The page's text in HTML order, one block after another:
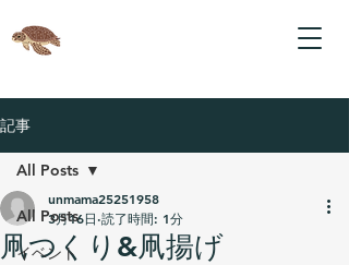
記事
All Posts
イベント
All Posts
凧つくり&凧揚げ
unmama25251958
3月16日 読了時間: 1分